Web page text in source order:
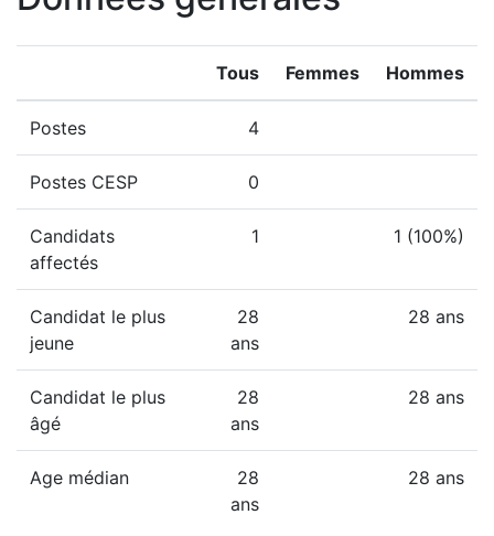
Tous Femmes Hommes
Postes 4
Postes CESP 0
Candidats
affectés
1 1 (100%)
Candidat le plus
jeune
28
ans
28 ans
Candidat le plus
âgé
28
ans
28 ans
Age médian
28
ans
28 ans